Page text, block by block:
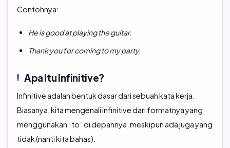
Contohnya:
He is good at playing the guitar.
Thank you for coming to my party.
Apa Itu Infinitive?
Infinitive adalah bentuk dasar dari sebuah kata kerja.
Biasanya, kita mengenali infinitive dari formatnya yang
menggunakan “to” di depannya, meskipun ada juga yang
tidak (nanti kita bahas).